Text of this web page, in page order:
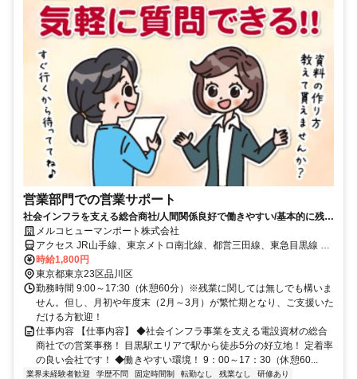
営業部門での営業サポート
社会インフラを支える総合商社/人間関係良好で働きやすい/基本的に残業
無し/各線目黒駅徒歩5分
メルコヒューマンポート株式会社
アクセス JR山手線、東京メトロ南北線、都営三田線、東急目黒線 目
黒駅より徒歩5分
時給1,800円
東京都東京23区品川区
勤務時間 9:00～17:30（休憩60分）※残業に関しては無しでも構いま
せん。但し、月初や年度末（2月～3月）が繁忙期となり、ご支援いた
だける方歓迎！
仕事内容 【仕事内容】 ◆社会インフラ事業を支える電設資材の総合
商社での営業事務！ 目黒駅エリアで駅から徒歩5分の好立地！ 定着率
の良い会社です！ ◆働きやすい環境！ 9：00～17：30（休憩60...
業界未経験者歓迎 学歴不問 固定時間制 転勤なし 残業なし
研修あり